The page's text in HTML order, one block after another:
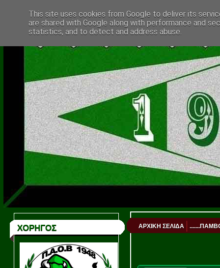
ΧΟΡΗΓΟΣ ΑΡΧΙΚΗ ΣΕΛΙΔΑ
This site uses cookies from Google to deliver its
are shared with Google along with performance and
statistics, and to detect and address abuse.